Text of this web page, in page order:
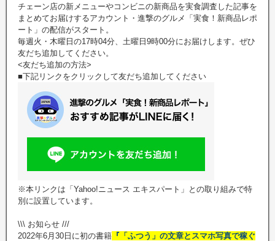
チェーン店の新メニューやコンビニの新商品を実食調査した記事を
まとめてお届けするアカウント・進撃のグルメ「実食！新商品レポ
ート」の配信がスタート。
毎週火・木曜日の17時04分、土曜日9時00分にお届けします。ぜひ
友だち追加してください。
<友だち追加の方法>
■下記リンクをクリックして友だち追加してください
※本リンクは「Yahoo!ニュース エキスパート」との取り組みで特
別に設置しています。
\\\ お知らせ ///
2022年6月30日に初の書籍 『「ふつう」の文章とスマホ写真で稼ぐ